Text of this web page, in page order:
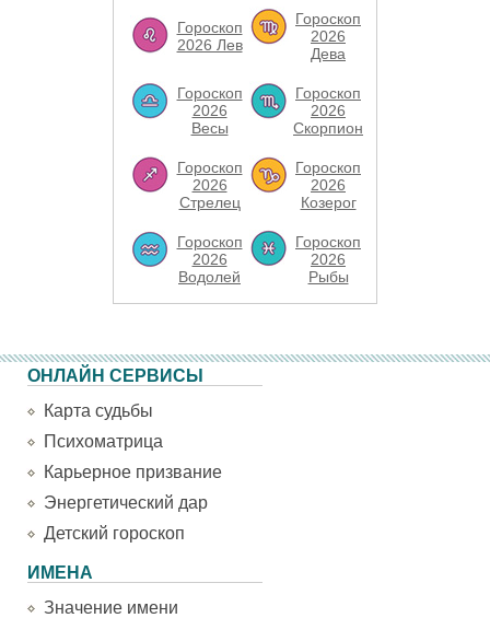
Гороскоп
2026 Лев
Гороскоп
2026
Дева
Гороскоп
2026
Весы
Гороскоп
2026
Скорпион
Гороскоп
2026
Стрелец
Гороскоп
2026
Козерог
Гороскоп
2026
Водолей
Гороскоп
2026
Рыбы
ОНЛАЙН СЕРВИСЫ
Карта судьбы
Психоматрица
Карьерное призвание
Энергетический дар
Детский гороскоп
ИМЕНА
Значение имени